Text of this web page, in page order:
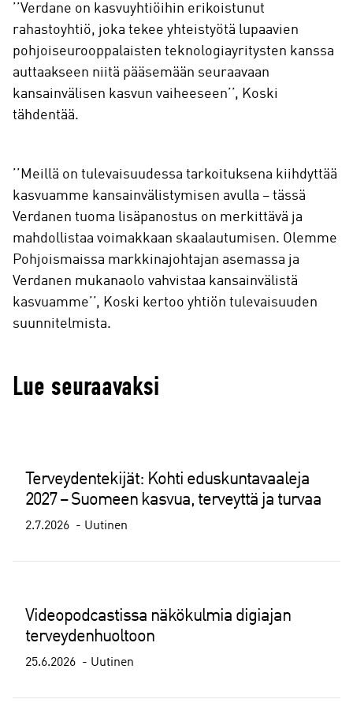
’’Verdane on kasvuyhtiöihin erikoistunut
rahastoyhtiö, joka tekee yhteistyötä lupaavien
pohjoiseurooppalaisten teknologiayritysten kanssa
auttaakseen niitä pääsemään seuraavaan
kansainvälisen kasvun vaiheeseen’’, Koski
tähdentää.
’’Meillä on tulevaisuudessa tarkoituksena kiihdyttää
kasvuamme kansainvälistymisen avulla – tässä
Verdanen tuoma lisäpanostus on merkittävä ja
mahdollistaa voimakkaan skaalautumisen. Olemme
Pohjoismaissa markkinajohtajan asemassa ja
Verdanen mukanaolo vahvistaa kansainvälistä
kasvuamme’’, Koski kertoo yhtiön tulevaisuuden
suunnitelmista.
Lue seuraavaksi
Terveydentekijät: Kohti eduskuntavaaleja
2027 – Suomeen kasvua, terveyttä ja turvaa
2.7.2026 Uutinen
Videopodcastissa näkökulmia digiajan
terveydenhuoltoon
25.6.2026 Uutinen